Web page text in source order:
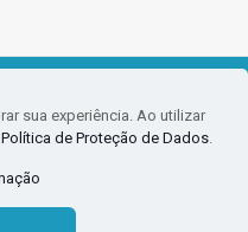
pode ser reproduzido sem
PLÁGIO É CRIME.
Noeli Krueger CRC-
O-0
sua experiência. Ao utilizar
Política de Proteção de Dados.